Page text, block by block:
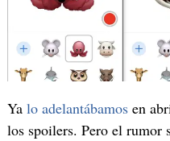
Ya lo adelantábamosen
los spoilers. Pero el rumor